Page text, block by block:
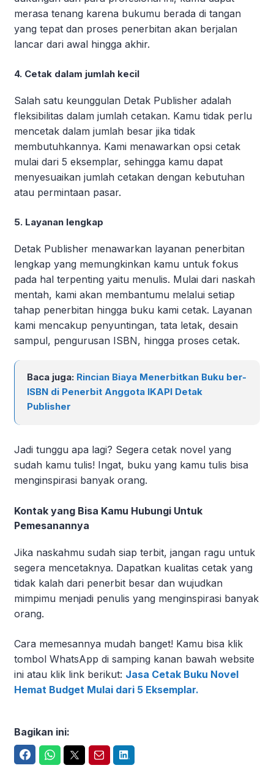
merasa tenang karena bukumu berada di tangan
yang tepat dan proses penerbitan akan berjalan
lancar dari awal hingga akhir.
4. Cetak dalam jumlah kecil
Salah satu keunggulan Detak Publisher adalah
fleksibilitas dalam jumlah cetakan. Kamu tidak perlu
mencetak dalam jumlah besar jika tidak
membutuhkannya. Kami menawarkan opsi cetak
mulai dari 5 eksemplar, sehingga kamu dapat
menyesuaikan jumlah cetakan dengan kebutuhan
atau permintaan pasar.
5. Layanan lengkap
Detak Publisher menawarkan layanan penerbitan
lengkap yang memungkinkan kamu untuk fokus
pada hal terpenting yaitu menulis. Mulai dari naskah
mentah, kami akan membantumu melalui setiap
tahap penerbitan hingga buku kami cetak. Layanan
kami mencakup penyuntingan, tata letak, desain
sampul, pengurusan ISBN, hingga proses cetak.
Baca juga: Rincian Biaya Menerbitkan Buku ber-
ISBN di Penerbit Anggota IKAPI Detak
Publisher
Jadi tunggu apa lagi? Segera cetak novel yang
sudah kamu tulis! Ingat, buku yang kamu tulis bisa
menginspirasi banyak orang.
Kontak yang Bisa Kamu Hubungi Untuk
Pemesanannya
Jika naskahmu sudah siap terbit, jangan ragu untuk
segera mencetaknya. Dapatkan kualitas cetak yang
tidak kalah dari penerbit besar dan wujudkan
mimpimu menjadi penulis yang menginspirasi banyak
orang.
Cara memesannya mudah banget! Kamu bisa klik
tombol WhatsApp di samping kanan bawah website
ini atau klik link berikut: Jasa Cetak Buku Novel
Hemat Budget Mulai dari 5 Eksemplar.
Bagikan ini: